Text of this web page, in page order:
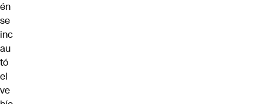
én
se
inc
au
tó
el
ve